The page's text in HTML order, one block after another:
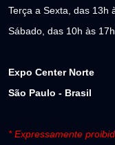
Terça a Sexta, das 13h
Sábado, das 10h às 17h
Expo Center Norte
São Paulo - Brasil
* Expressamente